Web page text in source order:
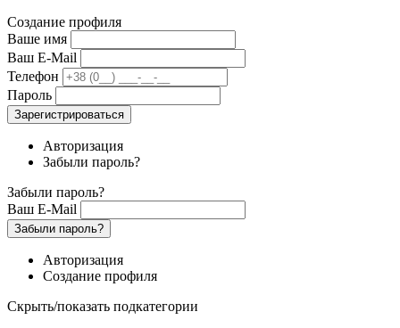
Создание профиля
Ваше имя
Ваш E-Mail
Телефон
Пароль
Зарегистрироваться
Авторизация
Забыли пароль?
Забыли пароль?
Ваш E-Mail
Забыли пароль?
Авторизация
Создание профиля
Скрыть/показать подкатегории